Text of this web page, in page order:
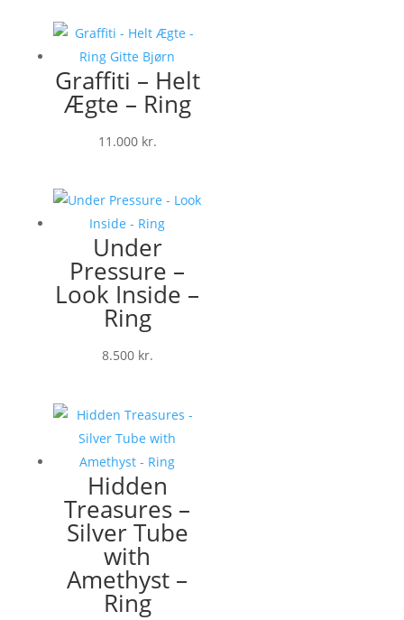
Graffiti – Helt
Ægte – Ring
11.000 kr.
Under
Pressure –
Look Inside –
Ring
8.500 kr.
Hidden
Treasures –
Silver Tube
with
Amethyst –
Ring